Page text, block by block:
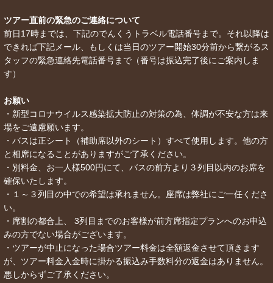
ツアー直前の緊急のご連絡について
前日17時までは、下記のでんくうトラベル電話番号まで。それ以降は
できれば下記メール、もしくは当日のツアー開始30分前から繋がるス
タッフの緊急連絡先電話番号まで（番号は振込完了後にご案内しま
す）
お願い
・新型コロナウイルス感染拡大防止の対策の為、体調が不安な方は来
場をご遠慮願います。
・バスは正シート（補助席以外のシート）すべて使用します。他の方
と相席になることがありますがご了承ください。
・別料金、お一人様500円にて、バスの前方より３列目以内のお席を
確保いたします。
・１～３列目の中での希望は承れません。座席は弊社にご一任くださ
い。
・席割の都合上、 3列目までのお客様が前方席指定プランへのお申込
みの方でない場合がございます。
・ツアーが中止になった場合ツアー料金は全額返金させて頂きます
が、ツアー料金入金時に掛かる振込み手数料分の返金はありません。
悪しからずご了承ください。